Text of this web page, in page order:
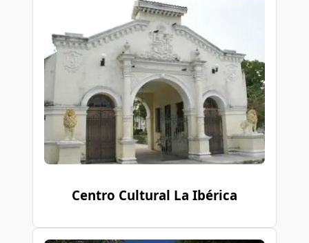
Centro Cultural La Ibérica